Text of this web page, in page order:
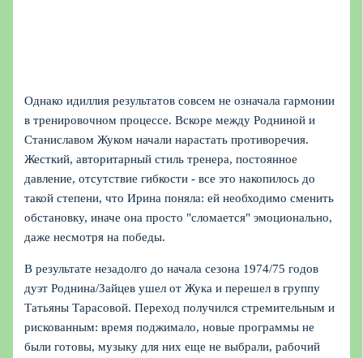
Однако идиллия результатов совсем не означала гармонии
в тренировочном процессе. Вскоре между Родниной и
Станиславом Жуком начали нарастать противоречия.
Жесткий, авторитарный стиль тренера, постоянное
давление, отсутствие гибкости - все это накопилось до
такой степени, что Ирина поняла: ей необходимо сменить
обстановку, иначе она просто "сломается" эмоционально,
даже несмотря на победы.
В результате незадолго до начала сезона 1974/75 годов
дуэт Роднина/Зайцев ушел от Жука и перешел в группу
Татьяны Тарасовой. Переход получился стремительным и
рискованным: время поджимало, новые программы не
были готовы, музыку для них еще не выбрали, рабочий